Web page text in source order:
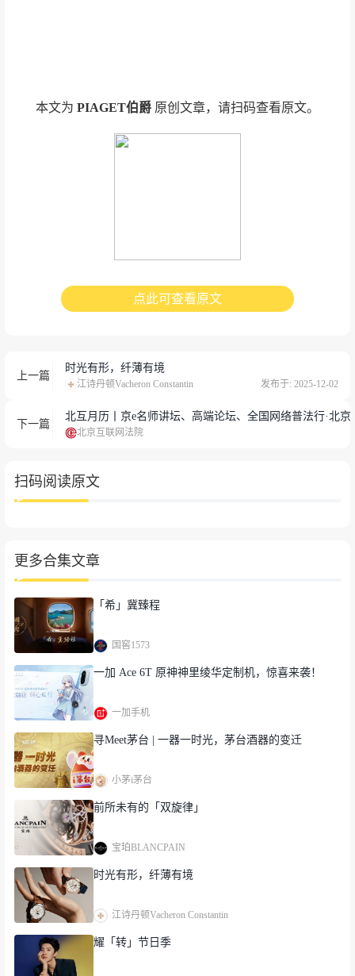
本文为 PIAGET伯爵 原创文章，请扫码查看原文。
点此可查看原文
上一篇
时光有形，纤薄有境
江诗丹顿Vacheron Constantin 发布于: 2025-12-02
下一篇
北互月历丨京e名师讲坛、高端论坛、全国网络普法行·北
北京互联网法院
扫码阅读原文
更多合集文章
「希」冀臻程
国窖1573
一加 Ace 6T 原神神里绫华定制机，惊喜来袭！
一加手机
寻Meet茅台 | 一器一时光，茅台酒器的变迁
小茅i茅台
前所未有的「双旋律」
宝珀BLANCPAIN
时光有形，纤薄有境
江诗丹顿Vacheron Constantin
耀「转」节日季